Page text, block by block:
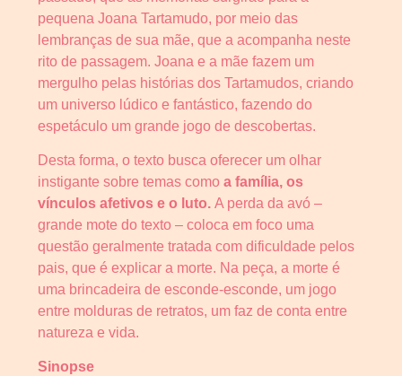
pequena Joana Tartamudo, por meio das
lembranças de sua mãe, que a acompanha neste
rito de passagem. Joana e a mãe fazem um
mergulho pelas histórias dos Tartamudos, criando
um universo lúdico e fantástico, fazendo do
espetáculo um grande jogo de descobertas.
Desta forma, o texto busca oferecer um olhar
instigante sobre temas como a família, os
vínculos afetivos e o luto. A perda da avó –
grande mote do texto – coloca em foco uma
questão geralmente tratada com dificuldade pelos
pais, que é explicar a morte. Na peça, a morte é
uma brincadeira de esconde-esconde, um jogo
entre molduras de retratos, um faz de conta entre
natureza e vida.
Sinopse